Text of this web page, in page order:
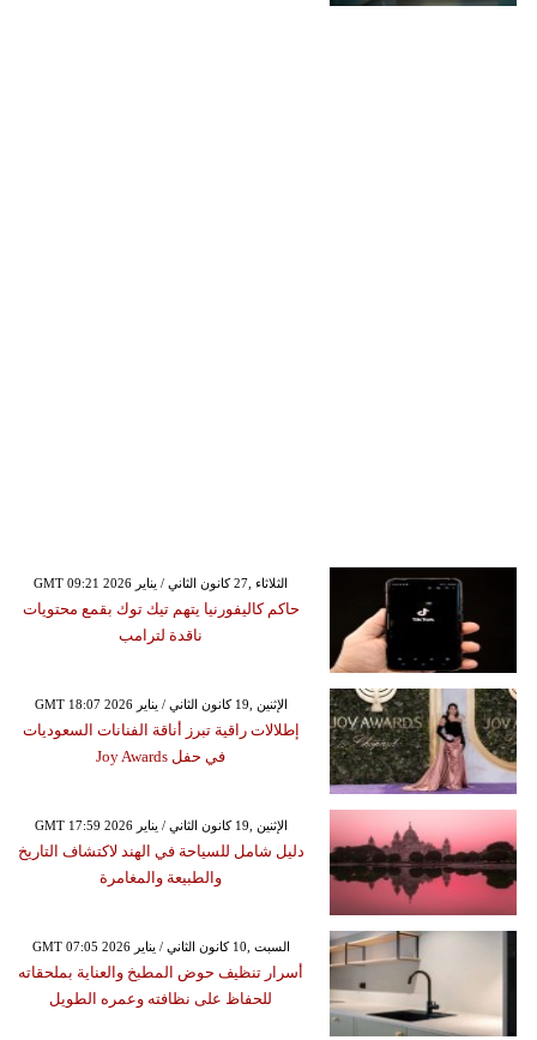
GMT 09:21 2026 الثلاثاء ,27 كانون الثاني / يناير
حاكم كاليفورنيا يتهم تيك توك بقمع محتويات
ناقدة لترامب
GMT 18:07 2026 الإثنين ,19 كانون الثاني / يناير
إطلالات راقية تبرز أناقة الفنانات السعوديات
في حفل Joy Awards
GMT 17:59 2026 الإثنين ,19 كانون الثاني / يناير
دليل شامل للسياحة في الهند لاكتشاف التاريخ
والطبيعة والمغامرة
GMT 07:05 2026 السبت ,10 كانون الثاني / يناير
أسرار تنظيف حوض المطبخ والعناية بملحقاته
للحفاظ على نظافته وعمره الطويل